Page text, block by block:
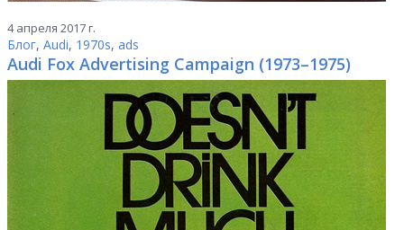
4 апреля 2017 г.
Блог, Audi, 1970s, ads
Audi Fox Advertising Campaign (1973–1975)